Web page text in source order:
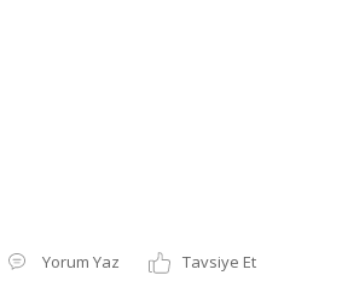
Yorum Yaz
Tavsiye Et